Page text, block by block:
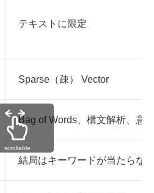
テキストに限定
Sparse（疎） Vector
Bag of Words、構文解析、意
結局はキーワードが当たらな
scrollable